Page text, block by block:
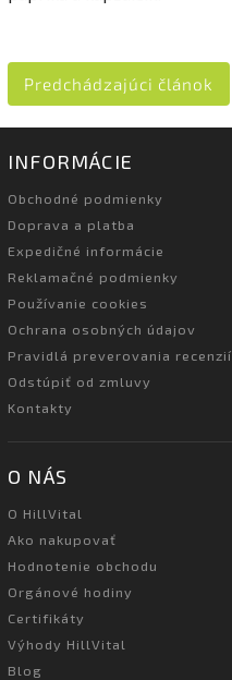
Predchádzajúci článok
INFORMÁCIE
Obchodné podmienky
Doprava a platba
Expedičné informácie
Reklamačné podmienky
Používanie cookies
Ochrana osobných údajov
Pravidlá preverovania recenzií
Odstúpiť od zmluvy
Kontakty
O NÁS
O HillVital
Ako nakupovať
Hodnotenie obchodu
Orgánové hodiny
Certifikáty
Výhody HillVital
Blog